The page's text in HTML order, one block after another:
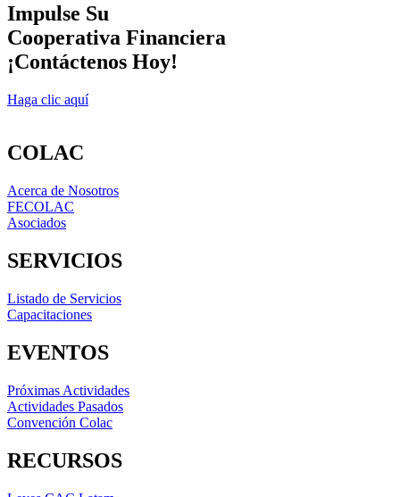
Impulse Su
Cooperativa Financiera
¡Contáctenos Hoy!
Haga clic aquí
COLAC
Acerca de Nosotros
FECOLAC
Asociados
SERVICIOS
Listado de Servicios
Capacitaciones
EVENTOS
Próximas Actividades
Actividades Pasados
Convención Colac
RECURSOS